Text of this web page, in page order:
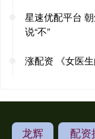
星速优配平台
说“不”
涨配资 《女医
龙辉 配资